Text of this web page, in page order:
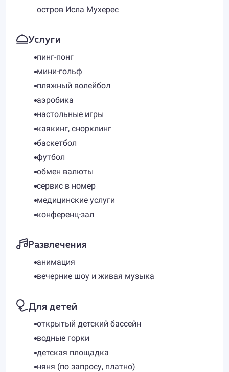
остров Исла Мухерес
Услуги
пинг-понг
мини-гольф
пляжный волейбол
аэробика
настольные игры
каякинг, снорклинг
баскетбол
футбол
обмен валюты
сервис в номер
медицинские услуги
конференц-зал
Развлечения
анимация
вечерние шоу и живая музыка
Для детей
открытый детский бассейн
водные горки
детская площадка
няня (по запросу, платно)